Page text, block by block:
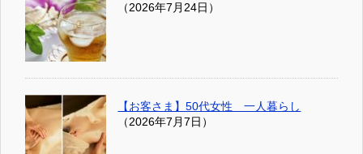
（2026年7月24日）
【お客さま】50代女性 一人暮らし
（2026年7月7日）